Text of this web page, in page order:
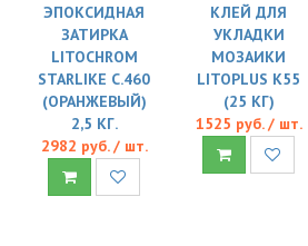
ЭПОКСИДНАЯ
ЗАТИРКА
LITOCHROM
STARLIKE C.460
(ОРАНЖЕВЫЙ)
2,5 КГ.
2982 руб. / шт.
КЛЕЙ ДЛЯ
УКЛАДКИ
МОЗАИКИ
LITOPLUS K55
(25 КГ)
1525 руб. / шт.